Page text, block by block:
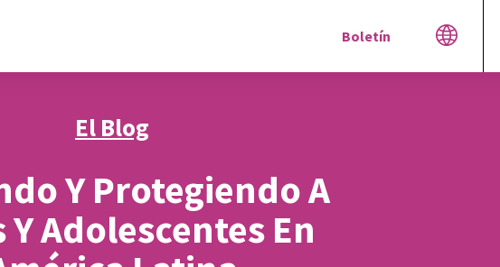
Boletín
El Blog
Y Protegiendo A
Y Adolescentes En